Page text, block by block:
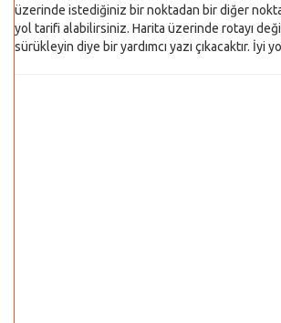
üzerinde istediğiniz bir noktadan bir diğer
yol tarifi alabilirsiniz. Harita üzerinde rotayı
sürükleyin diye bir yardımcı yazı çıkacaktır. İyi